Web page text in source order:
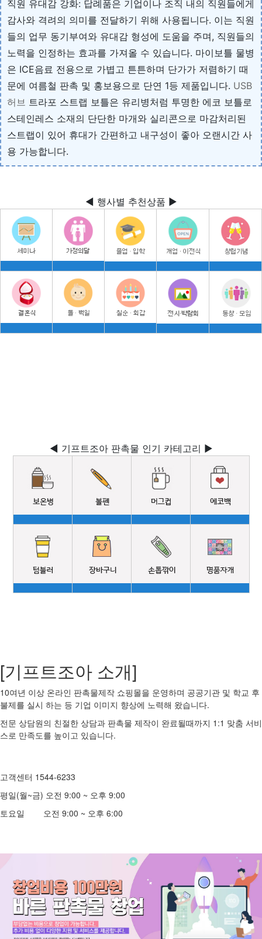
직원 유대감 강화: 답례품은 기업이나 조직 내의 직원들에게
감사와 격려의 의미를 전달하기 위해 사용됩니다. 이는 직원
들의 업무 동기부여와 유대감 형성에 도움을 주며, 직원들의
노력을 인정하는 효과를 가져올 수 있습니다. 마이보틀 물병
은 ICE음료 전용으로 가볍고 튼튼하며 단가가 저렴하기 때
문에 여름철 판촉 및 홍보용으로 단연 1등 제품입니다. USB
허브 트라포 스트랩 보틀은 유리병처럼 투명한 에코 보틀로
스테인레스 소재의 단단한 마개와 실리콘으로 마감처리된
스트랩이 있어 휴대가 간편하고 내구성이 좋아 오랜시간 사
용 가능합니다.
◀ 행사별 추천상품 ▶
◀ 기프트조아 판촉물 인기 카테고리 ▶
[기프트조아 소개]
10여년 이상 온라인 판촉물제작 쇼핑몰을 운영하며 공공기관 및 학교 후
불제를 실시 하는 등 기업 이미지 향상에 노력해 왔습니다.
전문 상담원의 친절한 상담과 판촉물 제작이 완료될때까지 1:1 맞춤 서비
스로 만족도를 높이고 있습니다.
고객센터 1544-6233
평일(월~금) 오전 9:00 ~ 오후 9:00
토요일 오전 9:00 ~ 오후 6:00